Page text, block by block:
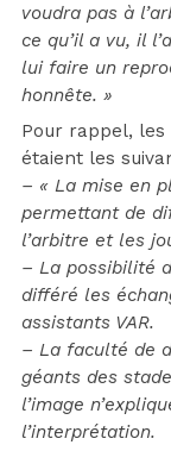
voudra pas à
ce qu’il a vu, il
lui faire un
honnête. »
Pour rappel, les
étaient les
– « La mise en
permettant de
l’arbitre et les
– La possibilité
différé les
assistants VAR.
– La faculté de
géants des
l’image
l’interprétation.